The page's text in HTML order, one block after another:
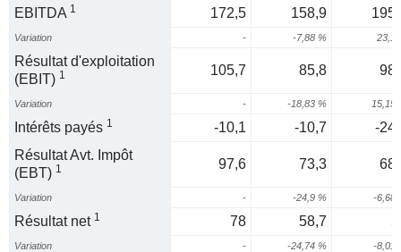
EBITDA 1 172,5 158,9
Variation - -7,88 % 23,1
Résultat d'exploitation
(EBIT) 1 105,7 85,8
Variation - -18,83 % 15,15
Intérêts payés 1 -10,1 -10,7
-
Résultat Avt. Impôt
(EBT) 1 97,6 73,3
Variation - -24,9 % -6,68
Résultat net 1 78 58,7
Variation - -24,74 % -8,01